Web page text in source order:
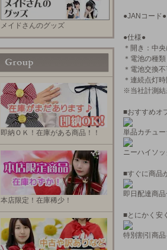
●JANコード
●仕様●
＊開き：中
＊電池の種
＊電池交換
＊連続点灯
※当社計測結
■おすすめオ
単品カチュ
ニーハイソ
■すぐに商品
即日配達商
■とにかく安
特別割引商
メイドさんのグッズ
即納ＯＫ！在庫がある商品！！
本店限定！在庫稀少！